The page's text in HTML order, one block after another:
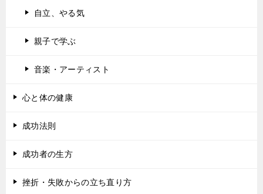
自立、やる気
親子で学ぶ
音楽・アーティスト
心と体の健康
成功法則
成功者の生方
挫折・失敗からの立ち直り方